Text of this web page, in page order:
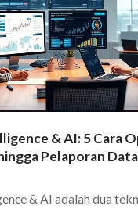
& AI: 5 Cara
Pelaporan Data
& AI adalah dua